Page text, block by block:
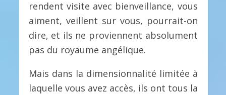
rendent visite avec bienveillance, vous
aiment, veillent sur vous, pourrait-on
dire, et ils ne proviennent absolument
pas du royaume angélique.
Mais dans la dimensionnalité limitée à
laquelle vous avez accès, ils ont tous la